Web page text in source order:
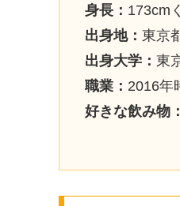
身長： 173cm
出身地：東京
出身大学：東
職業： 2016年
好きな飲み物：